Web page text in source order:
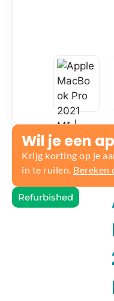
Wil je een
Krijg korting op je
in te ruilen. Bereken
Refurbished